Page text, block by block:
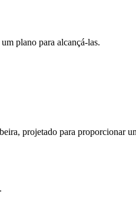
plano para alcançá-las.
projetado para proporcionar